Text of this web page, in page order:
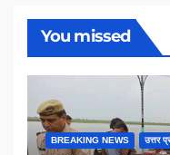
You missed
BREAKING NEWS उत्तर